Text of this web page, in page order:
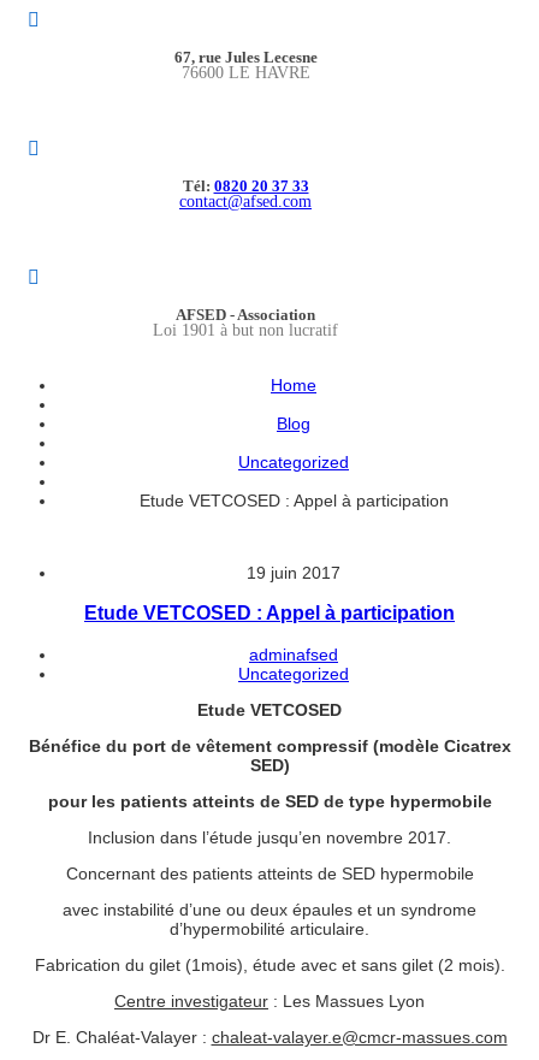
67, rue Jules Lecesne
76600 LE HAVRE
Tél: 0820 20 37 33
contact@afsed.com
AFSED - Association
Loi 1901 à but non lucratif
Home
Blog
Uncategorized
Etude VETCOSED : Appel à participation
19 juin 2017
Etude VETCOSED : Appel à participation
adminafsed
Uncategorized
Etude VETCOSED
Bénéfice du port de vêtement compressif (modèle Cicatrex
SED)
pour les patients atteints de SED de type hypermobile
Inclusion dans l’étude jusqu’en novembre 2017.
Concernant des patients atteints de SED hypermobile
avec instabilité d’une ou deux épaules et un syndrome
d’hypermobilité articulaire.
Fabrication du gilet (1mois), étude avec et sans gilet (2 mois).
Centre investigateur : Les Massues Lyon
Dr E. Chaléat-Valayer : chaleat-valayer.e@cmcr-massues.com